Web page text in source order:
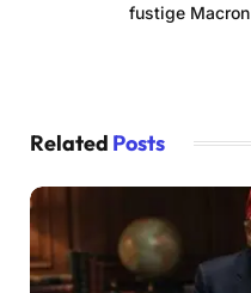
fustige Macron
Related Posts